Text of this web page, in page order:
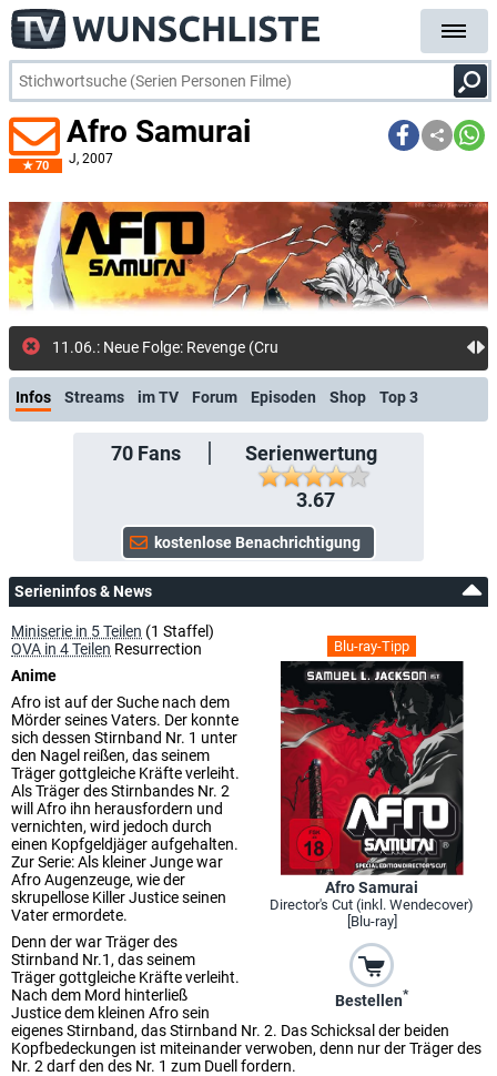
70
Afro Samurai
J, 2007
11.06.: Neue Folge: Revenge (Crunchyroll Channel)
Infos Streams im TV Forum Episoden Shop Top 3
70Fans
Serienwertung
3.67
Serieninfos & News
Blu-ray-Tipp
Afro Samurai
Director's Cut (inkl. Wendecover)
[Blu-ray]
Bestellen*
Miniserie in 5 Teilen (1 Staffel)
OVA in 4 Teilen Resurrection
Anime
Afro ist auf der Suche nach dem
Mörder seines Vaters. Der konnte
sich dessen Stirnband Nr. 1 unter
den Nagel reißen, das seinem
Träger gottgleiche Kräfte verleiht.
Als Träger des Stirnbandes Nr. 2
will Afro ihn herausfordern und
vernichten, wird jedoch durch
einen Kopfgeldjäger aufgehalten.
Zur Serie: Als kleiner Junge war
Afro Augenzeuge, wie der
skrupellose Killer Justice seinen
Vater ermordete.
Denn der war Träger des
Stirnband Nr.1, das seinem
Träger gottgleiche Kräfte verleiht.
Nach dem Mord hinterließ
Justice dem kleinen Afro sein
eigenes Stirnband, das Stirnband Nr. 2. Das Schicksal der beiden
Kopfbedeckungen ist miteinander verwoben, denn nur der Träger des
Nr. 2 darf den des Nr. 1 zum Duell fordern.